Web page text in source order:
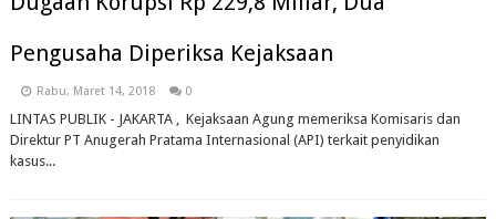
Pengusaha Diperiksa Kejaksaan
Rabu, Maret 14, 2018 0
LINTAS PUBLIK - JAKARTA , Kejaksaan Agung memeriksa Komisaris dan
Direktur PT Anugerah Pratama Internasional (API) terkait penyidikan
kasus...